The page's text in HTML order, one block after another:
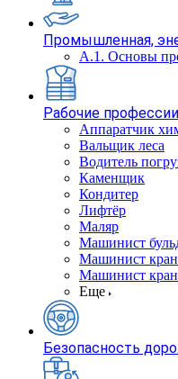
Промышленная,
А.1. Основы
Рабочие профессии
Аппаратчик
Вальщик леса
Водитель
Каменщик
Кондитер
Лифтёр
Маляр
Машинист
Машинист
Машинист
Еще
Безопасность